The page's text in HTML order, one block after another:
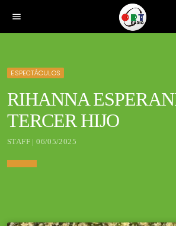
menu
ESPECTÁCULOS
RIHANNA
TERCER HIJO
STAFF | 06/05/2025